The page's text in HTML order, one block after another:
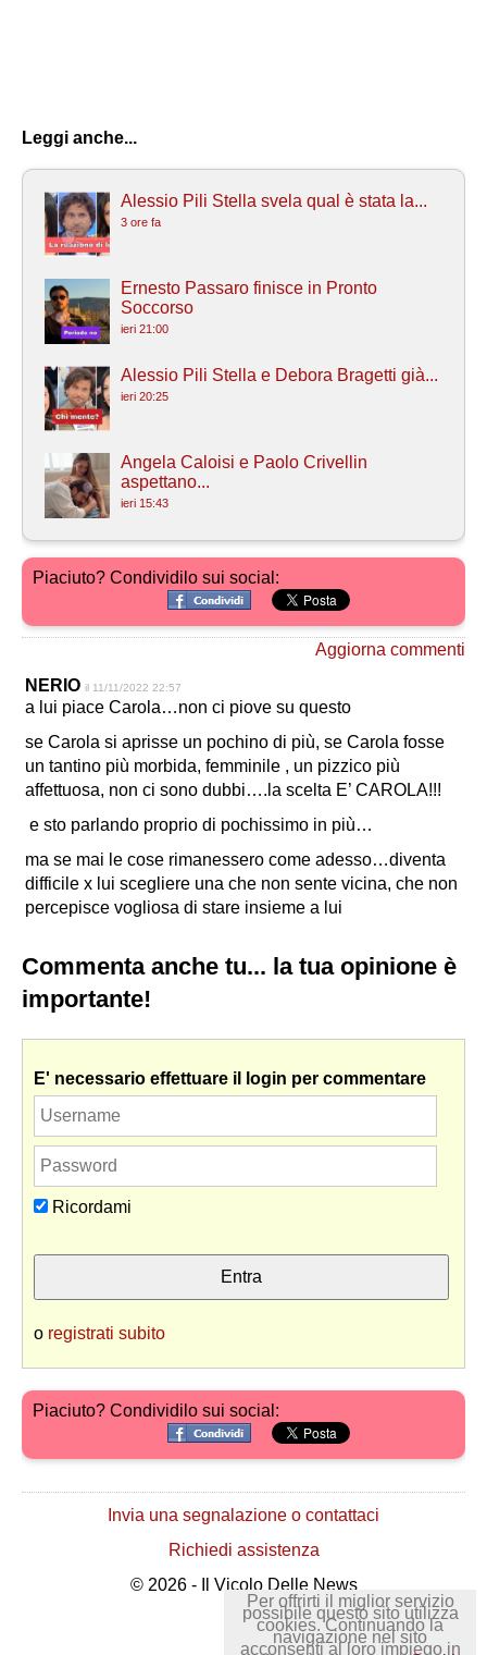
Leggi anche...
Alessio Pili Stella svela qual è stata la...
3 ore fa
Ernesto Passaro finisce in Pronto
Soccorso
ieri 21:00
Alessio Pili Stella e Debora Bragetti già...
ieri 20:25
Angela Caloisi e Paolo Crivellin
aspettano...
ieri 15:43
Piaciuto? Condividilo sui social:
Aggiorna commenti
NERIO il 11/11/2022 22:57
a lui piace Carola…non ci piove su questo
se Carola si aprisse un pochino di più, se Carola fosse
un tantino più morbida, femminile , un pizzico più
affettuosa, non ci sono dubbi….la scelta E’ CAROLA!!!
e sto parlando proprio di pochissimo in più…
ma se mai le cose rimanessero come adesso…diventa
difficile x lui scegliere una che non sente vicina, che non
percepisce vogliosa di stare insieme a lui
Commenta anche tu... la tua opinione è
importante!
E' necessario effettuare il login per commentare
Ricordami
o registrati subito
Piaciuto? Condividilo sui social:
Invia una segnalazione o contattaci
Richiedi assistenza
© 2026 - Il Vicolo Delle News
Per offrirti il miglior servizio
possibile questo sito utilizza
cookies. Continuando la
navigazione nel sito
acconsenti al loro impiego in